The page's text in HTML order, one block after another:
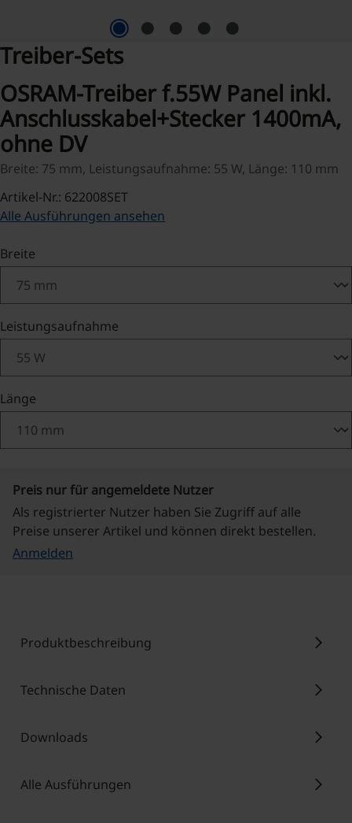
Treiber-Sets
OSRAM-Treiber f.55W Panel inkl.
Anschlusskabel+Stecker 1400mA,
ohne DV
Breite: 75 mm, Leistungsaufnahme: 55 W, Länge: 110 mm
Artikel-Nr.: 622008SET
Alle Ausführungen ansehen
Breite
Leistungsaufnahme
Länge
Preis nur für angemeldete Nutzer
Als registrierter Nutzer haben Sie Zugriff auf alle
Preise unserer Artikel und können direkt bestellen.
Anmelden
Produktbeschreibung chevron_right
Technische Daten chevron_right
Downloads chevron_right
Alle Ausführungen chevron_right